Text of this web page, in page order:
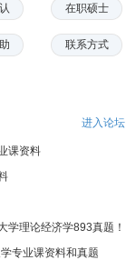
在职硕士
联系方式
进入论坛
课资料
学理论经济学893真题！
专业课资料和真题